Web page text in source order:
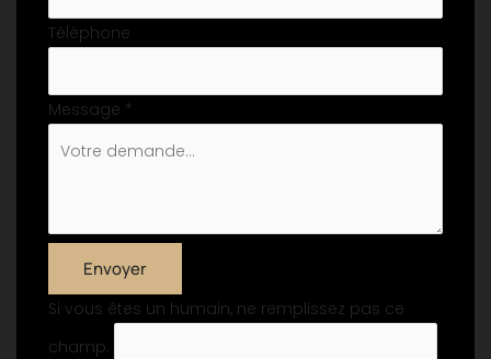
Téléphone
Message *
Envoyer
Si vous êtes un humain, ne remplissez pas ce
champ.